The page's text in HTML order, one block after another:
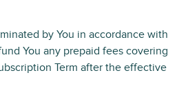
by You in accordance with
You any prepaid fees covering
Term after the effective